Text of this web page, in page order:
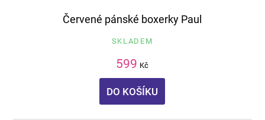
Červené pánské boxerky Paul
SKLADEM
599 Kč
DO KOŠÍKU